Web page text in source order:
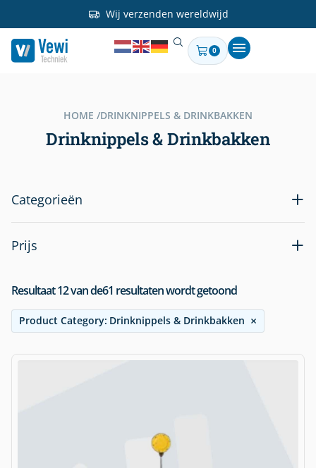
Wij verzenden wereldwijd
0
HOME /DRINKNIPPELS & DRINKBAKKEN
Drinknippels & Drinkbakken
Categorieën
Prijs
Resultaat12van de61 resultaten wordt getoond
Product Category: Drinknippels & Drinkbakken ×